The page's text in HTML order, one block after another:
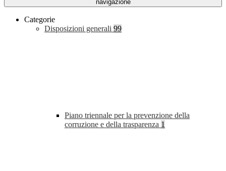
navigazione
Categorie
Disposizioni generali 99
Piano triennale per la prevenzione della
corruzione e della trasparenza 1